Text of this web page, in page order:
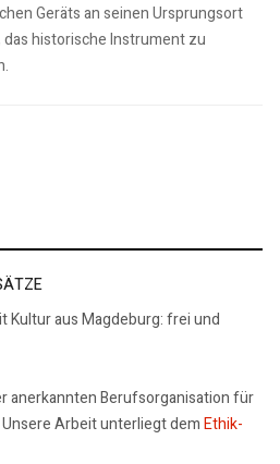
Geräts an seinen Ursprungsort
historische Instrument zu
zum Geburtstag
Stadtarchäologie Augsburg entdeckt
aus Magdeburg: frei und
anerkannten Berufsorganisation für
Arbeit unterliegt demEthik-